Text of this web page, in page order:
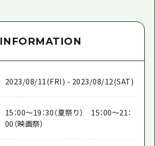
INFORMATION
2023/08/11(FRI) - 2023/08/12(SAT)
15：00～19：30（夏祭り） 15：00～21：
00（映画祭）